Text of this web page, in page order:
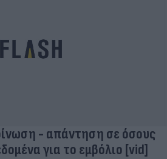
- απάντηση σε όσους
για το εμβόλιο [vid]